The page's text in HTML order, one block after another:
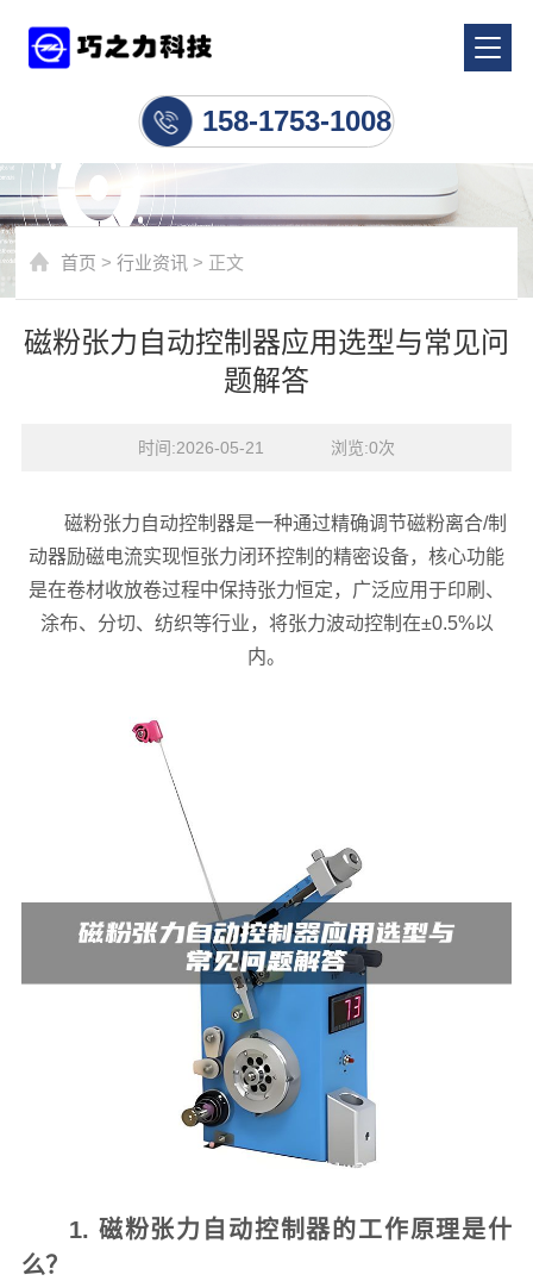
158-1753-1008
首页 >行业资讯 > 正文
磁粉张力自动控制器应用选型与常见问
题解答
时间:2026-05-21    浏览:0次
磁粉张力自动控制器是一种通过精确调节磁粉离合/制
动器励磁电流实现恒张力闭环控制的精密设备，核心功能
是在卷材收放卷过程中保持张力恒定，广泛应用于印刷、
涂布、分切、纺织等行业，将张力波动控制在±0.5%以
内。
1. 磁粉张力自动控制器的工作原理是什
么？